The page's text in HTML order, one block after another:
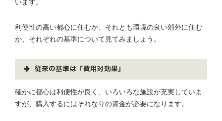
います。
利便性の高い都心に住むか、それとも環境の良い郊外に住む
か、それぞれの基準について見てみましょう。
従来の基準は「費用対効果」
確かに都心は利便性が良く、いろいろな施設が充実していま
すが、購入するにはそれなりの資金が必要になります。